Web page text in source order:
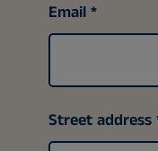
Email
Street address